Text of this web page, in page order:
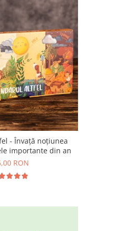
- Învață noțiunea
importante din an
RON